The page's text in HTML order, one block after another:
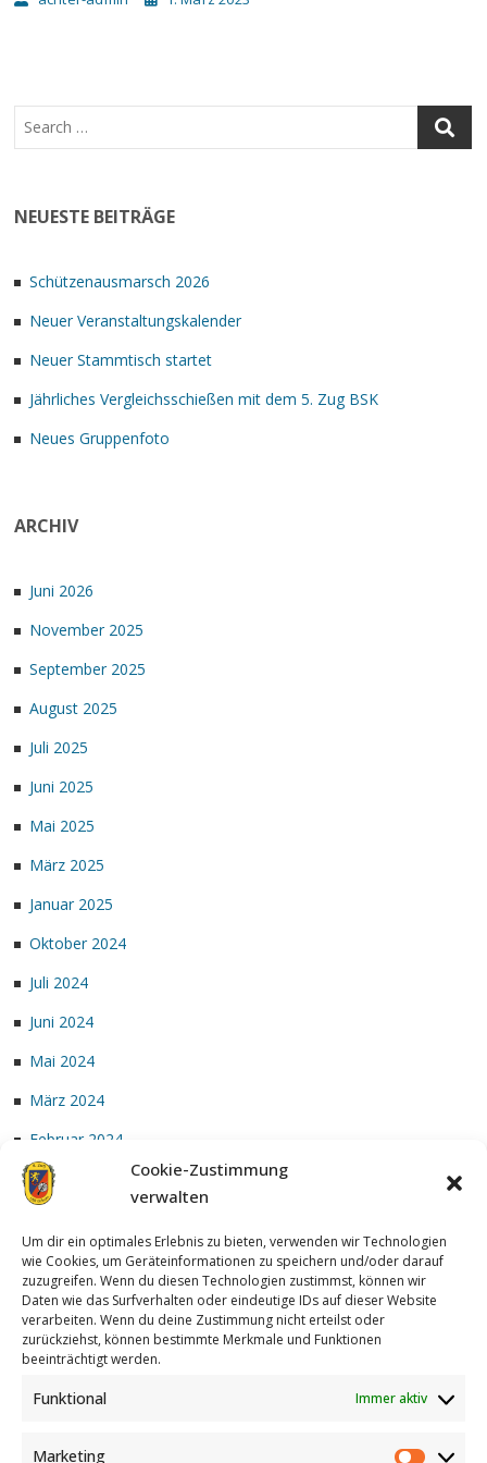
Cookie-Zustimmung
verwalten
Um dir ein optimales Erlebnis zu bieten, verwenden wir Technologien
wie Cookies, um Geräteinformationen zu speichern und/oder darauf
zuzugreifen. Wenn du diesen Technologien zustimmst, können wir
Daten wie das Surfverhalten oder eindeutige IDs auf dieser Website
verarbeiten. Wenn du deine Zustimmung nicht erteilst oder
zurückziehst, können bestimmte Merkmale und Funktionen
beeinträchtigt werden.
Funktional Immer aktiv
Marketing
NEUESTE BEITRÄGE
Schützenausmarsch 2026
Neuer Veranstaltungskalender
Neuer Stammtisch startet
Jährliches Vergleichsschießen mit dem 5. Zug BSK
Neues Gruppenfoto
ARCHIV
Juni 2026
November 2025
September 2025
August 2025
Juli 2025
Juni 2025
Mai 2025
März 2025
Januar 2025
Oktober 2024
Juli 2024
Juni 2024
Mai 2024
März 2024
Februar 2024
Januar 2024
Achterzug| Designed by: